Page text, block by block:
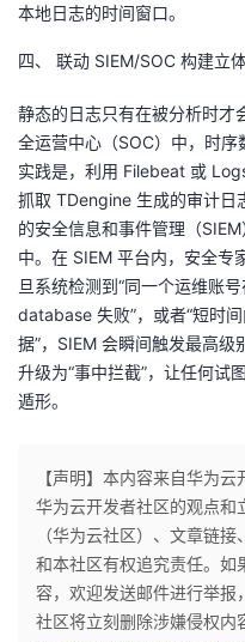
本地日志的时间窗口。
四、 联动 SIEM/SOC 构建立
静态的日志只有在被分析时才
全运营中心（SOC）中，时
实践是，利用 Filebeat 或
抓取 TDengine 生成的审计日
的安全信息和事件管理（
中。在 SIEM 平台内，安全专
旦系统检测到“同一个运维账
database 失败”，或者“短时
据”，SIEM 会瞬间触发最高级
升级为“事中拦截”，让任何试
遁形。
【声明】本内容来自华为
华为云开发者社区的观点和
（华为云社区）、文章链
和本社区有权追究责任。如
容，欢迎发送邮件进行举报
社区将立刻删除涉嫌侵权内